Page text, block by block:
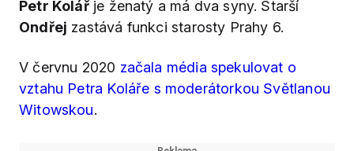
Petr Kolářje ženatý a má dva syny. Starší
Ondřej zastává funkci starosty Prahy 6.
V červnu 2020 začala média spekulovat o
vztahu Petra Koláře s moderátorkou Světlanou
Witowskou.